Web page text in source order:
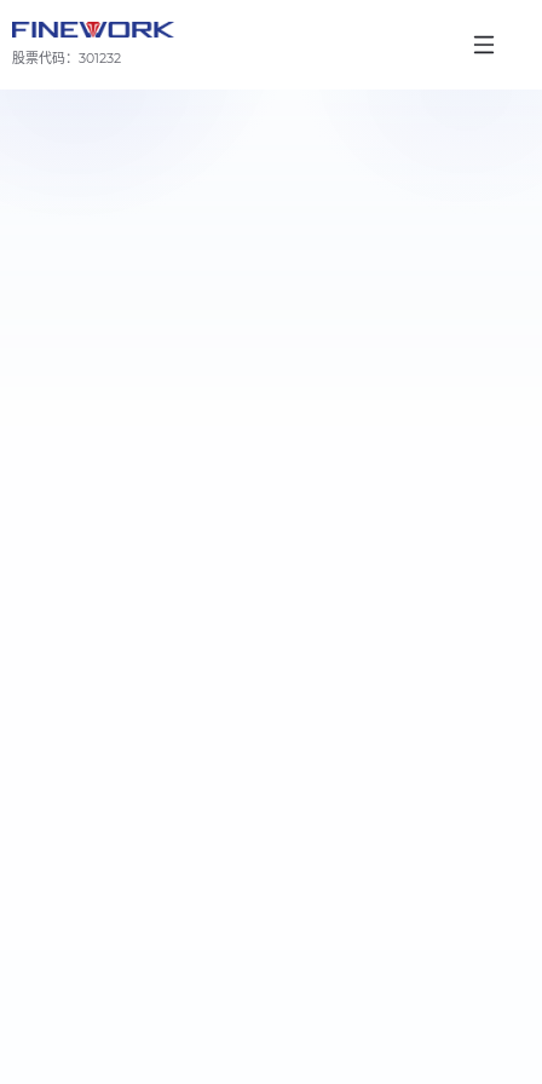
股票代码： 301232